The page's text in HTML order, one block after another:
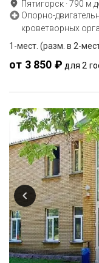
Пятигорск ·790 м
Опорно-
кроветворных
1-мест. (разм. в 2-
от 3 850 ₽ для 2